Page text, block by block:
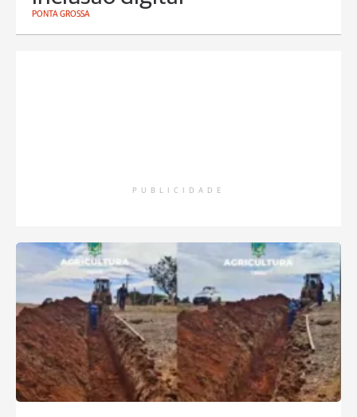
PONTA GROSSA
PUBLICIDADE